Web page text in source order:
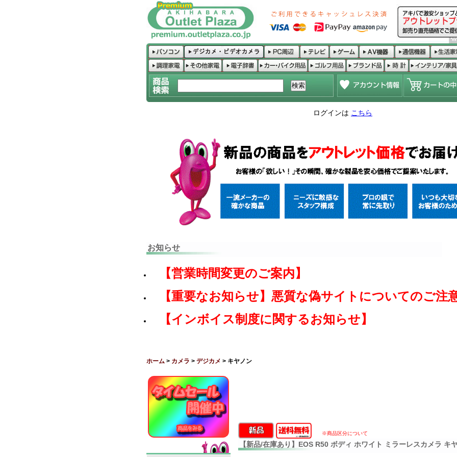
ログインは こちら
お知らせ
【営業時間変更のご案内】
【重要なお知らせ】悪質な偽サイトについてのご注
【インボイス制度に関するお知らせ】
ホーム > カメラ > デジカメ > キヤノン
※商品区分について
【新品/在庫あり】EOS R50 ボディ ホワイト ミラーレスカメラ キ